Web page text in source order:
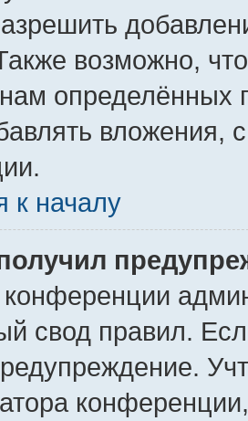
возможно,
определённых
вложения,
к началу
свод правил.